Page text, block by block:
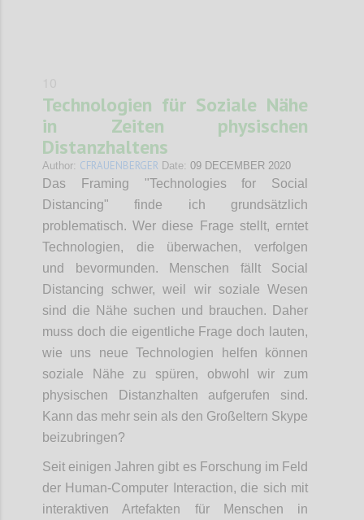
Technologien für Soziale Nähe
in Zeiten physischen
Distanzhaltens
Author: CFRAUENBERGER Date: 09 DECEMBER 2020
Das Framing "Technologies for Social
Distancing" finde ich grundsätzlich
problematisch. Wer diese Frage stellt, erntet
Technologien, die überwachen, verfolgen
und bevormunden. Menschen fällt Social
Distancing schwer, weil wir soziale Wesen
sind die Nähe suchen und brauchen. Daher
muss doch die eigentliche Frage doch lauten,
wie uns neue Technologien helfen können
soziale Nähe zu spüren, obwohl wir zum
physischen Distanzhalten aufgerufen sind.
Kann das mehr sein als den Großeltern Skype
beizubringen?
Seit einigen Jahren gibt es Forschung im Feld
der Human-Computer Interaction, die sich mit
interaktiven Artefakten für Menschen in